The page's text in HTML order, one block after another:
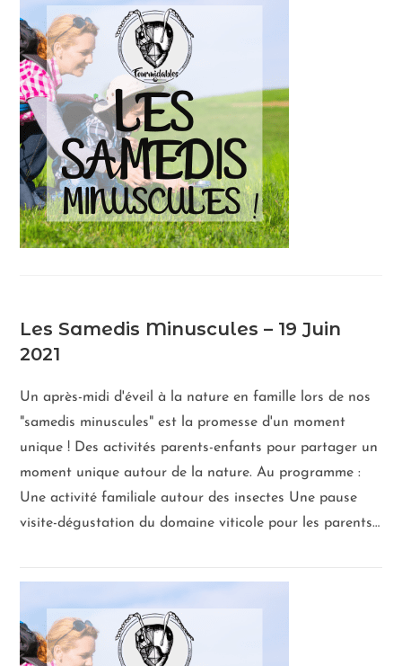
Les Samedis Minuscules – 19 Juin
2021
Un après-midi d'éveil à la nature en famille lors de nos
"samedis minuscules" est la promesse d'un moment
unique ! Des activités parents-enfants pour partager un
moment unique autour de la nature. Au programme :
Une activité familiale autour des insectes Une pause
visite-dégustation du domaine viticole pour les parents…